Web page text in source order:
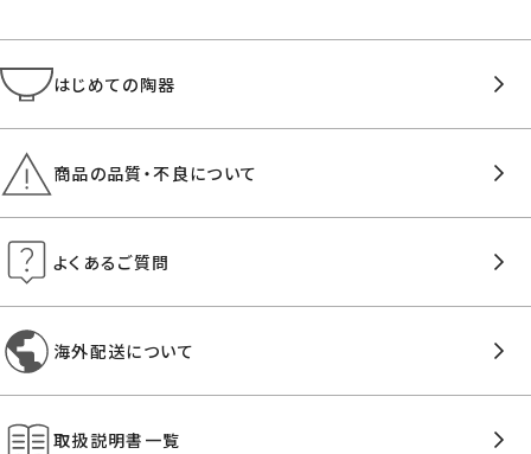
はじめての陶器
商品の品質・不良について
よくあるご質問
海外配送について
取扱説明書一覧